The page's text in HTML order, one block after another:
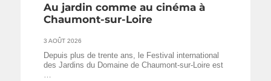
Au jardin comme au cinéma à
Chaumont-sur-Loire
3 AOÛT 2026
Depuis plus de trente ans, le Festival international
des Jardins du Domaine de Chaumont-sur-Loire est